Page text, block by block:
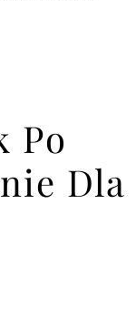
Po
Dla